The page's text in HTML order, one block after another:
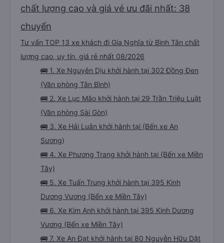
chất lượng cao và giá vé ưu đãi nhất: 38
chuyến
Tư vấn TOP 13 xe khách đi Gia Nghĩa từ Bình Tân chất
lượng cao, uy tín, giá rẻ nhất 08/2026
🚌 1. Xe Nguyên Dịu khởi hành tại 302 Đồng Đen
(Văn phòng Tân Bình)
🚌 2. Xe Lục Mão khởi hành tại 29 Trần Triệu Luật
(Văn phòng Sài Gòn)
🚌 3. Xe Hải Luân khởi hành tại (Bến xe An
Sương)
🚌 4. Xe Phương Trang khởi hành tại (Bến xe Miền
Tây)
🚌 5. Xe Tuấn Trung khởi hành tại 395 Kinh
Dương Vương (Bến xe Miền Tây)
🚌 6. Xe Kim Anh khởi hành tại 395 Kinh Dương
Vương (Bến xe Miền Tây)
🚌 7. Xe An Đạt khởi hành tại 80 Nguyễn Hữu Dật